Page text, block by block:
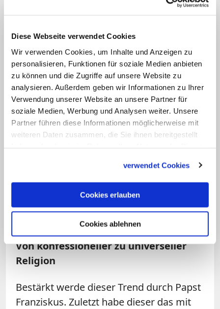
Diese Webseite verwendet Cookies
Wir verwenden Cookies, um Inhalte und Anzeigen zu
personalisieren, Funktionen für soziale Medien anbieten
zu können und die Zugriffe auf unsere Website zu
analysieren. Außerdem geben wir Informationen zu Ihrer
Verwendung unserer Website an unsere Partner für
soziale Medien, Werbung und Analysen weiter. Unsere
Partner führen diese Informationen möglicherweise mit
weiteren Daten zusammen, die Sie ihnen bereitgestellt
verwendet Cookies
Cookies erlauben
Cookies ablehnen
Priester gefunden werden."
Nach einer Zeit des verordneten
Katholizismus geht es lautZulehner
darum, dass die Kirche lernen müsse, mit
der Freiheit des Menschen zu leben und
sie für sich zu gewinnen. Kirche werde so
immer stärker eine Bewegung, die nicht
Parteien stehe, sondern eher bei den
gehe es um konkret gelebte
Nächstenliebe etwa im Umgang mit
Von konfessioneller zu universeller
Religion
Bestärkt werde dieser Trend durch Papst
Franziskus. Zuletzt habe dieser das mit